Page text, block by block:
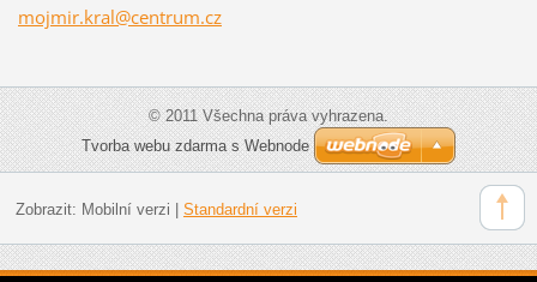
mojmir.kral@centrum.cz
© 2011 Všechna práva vyhrazena.
Tvorba webu zdarma s Webnode
Zobrazit: Mobilní verzi | Standardní verzi